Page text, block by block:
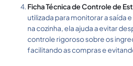
Ficha Técnica de Controle de
utilizada para monitorar a saída
na cozinha, ela ajuda a evitar
controle rigoroso sobre os
facilitando as compras e